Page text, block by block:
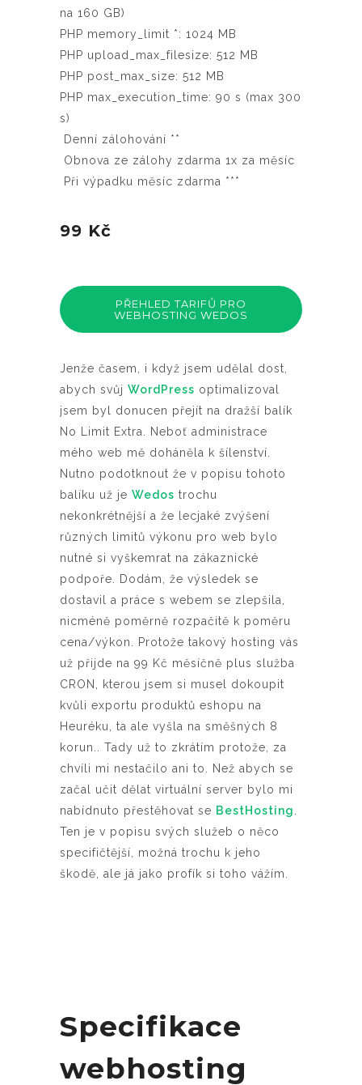
na 160 GB)
PHP memory_limit *: 1024 MB
PHP upload_max_filesize: 512 MB
PHP post_max_size: 512 MB
PHP max_execution_time: 90 s (max 300
s)
Denní zálohování **
Obnova ze zálohy zdarma 1x za měsíc
Při výpadku měsíc zdarma ***
99 Kč
PŘEHLED TARIFŮ PRO
WEBHOSTING WEDOS
Jenže časem, i když jsem udělal dost,
abych svůj WordPress optimalizoval
jsem byl donucen přejít na dražší balík
No Limit Extra. Neboť administrace
mého web mě doháněla k šílenství.
Nutno podotknout že v popisu tohoto
balíku už je Wedos trochu
nekonkrétnější a že lecjaké zvýšení
různých limitů výkonu pro web bylo
nutné si vyškemrat na zákaznické
podpoře. Dodám, že výsledek se
dostavil a práce s webem se zlepšila,
nicméně poměrně rozpačitě k poměru
cena/výkon. Protože takový hosting vás
už přijde na 99 Kč měsíčně plus služba
CRON, kterou jsem si musel dokoupit
kvůli exportu produktů eshopu na
Heuréku, ta ale vyšla na směšných 8
korun.. Tady už to zkrátím protože, za
chvíli mi nestačilo ani to. Než abych se
začal učit dělat virtuální server bylo mi
nabídnuto přestěhovat se BestHosting.
Ten je v popisu svých služeb o něco
specifičtější, možná trochu k jeho
škodě, ale já jako profík si toho vážím.
Specifikace
webhosting